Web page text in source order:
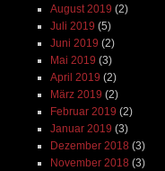
August 2019 (2)
Juli 2019 (5)
Juni 2019 (2)
Mai 2019 (3)
April 2019 (2)
März 2019 (2)
Februar 2019 (2)
Januar 2019 (3)
Dezember 2018 (3)
November 2018 (3)